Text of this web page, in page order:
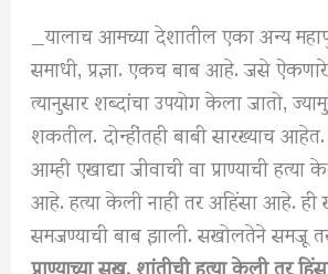
_यालाच आमच्या देशातील एका अन्य
समाधी, प्रज्ञा. एकच बाब आहे. जसे
त्यानुसार शब्दांचा उपयोग केला जातो,
शकतील. दोन्हींतही बाबी सारख्याच
आम्ही एखाद्या जीवाची वा प्राण्याची
आहे. हत्या केली नाही तर अहिंसा आहे.
समजण्याची बाब झाली. सखोलतेने समजू